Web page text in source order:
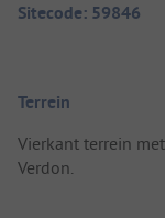
Sitecode: 59846
Terrein
Vierkant terrein
Verdon.